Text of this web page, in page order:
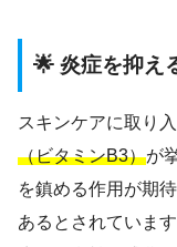
🌟 炎症を抑え
スキンケアに取り
（ビタミンB3）が
を鎮める作用が期
あるとされています